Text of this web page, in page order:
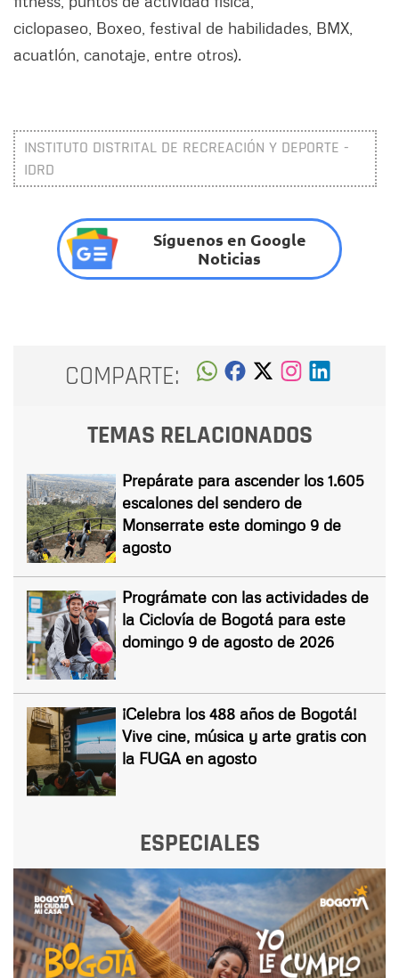
ciclopaseo, Boxeo, festival de habilidades, BMX,
acuatlón, canotaje, entre otros).
INSTITUTO DISTRITAL DE RECREACIÓN Y DEPORTE -
IDRD
Síguenos en Google
Noticias
COMPARTE:
TEMAS RELACIONADOS
Prepárate para ascender los 1.605
escalones del sendero de
Monserrate este domingo 9 de
agosto
Prográmate con las actividades de
la Ciclovía de Bogotá para este
domingo 9 de agosto de 2026
¡Celebra los 488 años de Bogotá!
Vive cine, música y arte gratis con
la FUGA en agosto
ESPECIALES